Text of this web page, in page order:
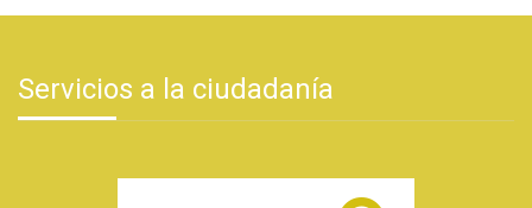
Servicios a la ciudadanía